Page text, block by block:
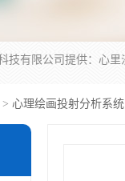
> 心理绘画投射分析系统